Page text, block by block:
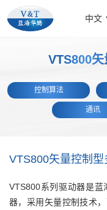
中文
VTS800
控制算法
通讯
VTS800矢量控制
VTS800系列驱动器是
器，采⽤⽮量控制技术